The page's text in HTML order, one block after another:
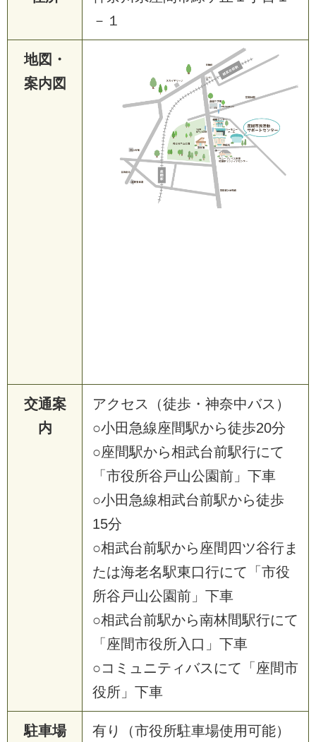
－１
地図・
案内図
交通案
内
アクセス（徒歩・神奈中バス）
○小田急線座間駅から徒歩20分
○座間駅から相武台前駅行にて
「市役所谷戸山公園前」下車
○小田急線相武台前駅から徒歩
15分
○相武台前駅から座間四ツ谷行ま
たは海老名駅東口行にて「市役
所谷戸山公園前」下車
○相武台前駅から南林間駅行にて
「座間市役所入口」下車
○コミュニティバスにて「座間市
役所」下車
駐車場
有り（市役所駐車場使用可能）